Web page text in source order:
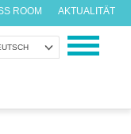
ROOM AKTUALITÄT